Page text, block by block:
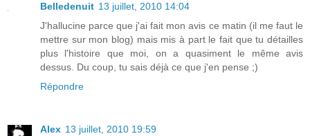
Belledenuit 13 juillet, 2010 14:04
J'hallucine parce que j'ai fait mon avis ce matin (il me faut le
mettre sur mon blog) mais mis à part le fait que tu détailles
plus l'histoire que moi, on a quasiment le même avis
dessus. Du coup, tu sais déjà ce que j'en pense ;)
Répondre
Alex 13 juillet, 2010 19:59